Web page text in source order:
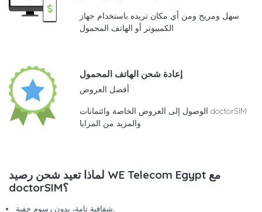
سهل ومريح ومن أي مكان تريده باستخدام جهاز
الكمبيوتر أو الهاتف المحمول
إعادة شحن الهاتف المحمول
أفضل العروض
الوصول إلى العروض الخاصة وائتمانات doctorSIM
والمزيد من المزايا
لماذا تعيد شحن رصيد WE Telecom Egypt مع
doctorSIM؟